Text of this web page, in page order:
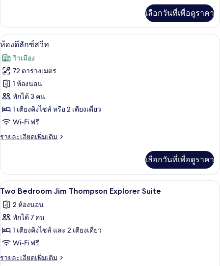
สวีท
เกี่ยว
กับ
ห้อง
เซก
คิว
ทีฟ
สวี
ท
เลือกวันที่เพื่อดูราคา
เปิด
ภาพถ่าย
ทั้งหมด
ของ
ห้อง
ดี
ลัก
ซ์
เครื่องนอนระดับพรีเมียม, ผ้านวมขนเ
5
ห้องดีลักซ์สวีท
วิวเมือง
72 ตารางเมตร
1 ห้องนอน
พักได้ 3 คน
1 เตียงคิงไซส์ หรือ 2 เตียงเดี่ยว
Wi-Fi ฟรี
รายละเอียดเพิ่มเติม
ราย
เกี่ยว
กับ
ห้อง
ลัก
ซ์
ท
เลือกวันที่เพื่อดูราคา
เปิด
ภาพถ่าย
ทั้งหมด
ของ
Two
Bedroom
Two Bedroom Jim Thompson
4
Two Bedroom Jim Thompson Explorer Suite
2 ห้องนอน
พักได้ 7 คน
1 เตียงคิงไซส์ และ 2 เตียงเดี่ยว
Wi-Fi ฟรี
รายละเอียดเพิ่มเติม
ราย